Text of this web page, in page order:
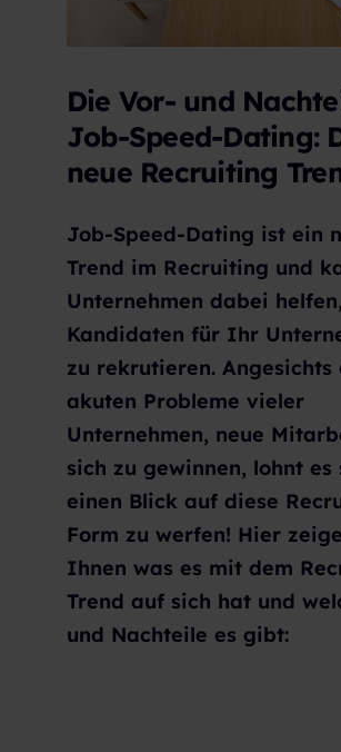
Die Vor- und
Job-Speed-Dating:
neue Recruiting
Job-Speed-Dating ist ein
Trend im Recruiting und
Unternehmen dabei
Kandidaten für Ihr
zu rekrutieren. Angesichts
akuten Probleme vieler
Unternehmen, neue
sich zu gewinnen, lohnt es
einen Blick auf diese
Form zu werfen! Hier
Ihnen was es mit dem
Trend auf sich hat und
und Nachteile es gibt: